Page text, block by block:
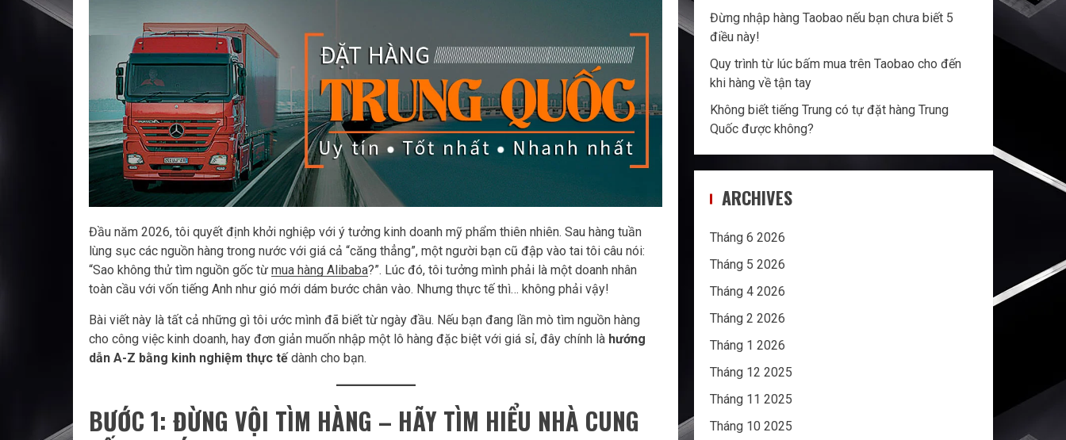
Đầu năm 2026, tôi quyết định khởi nghiệp với ý tưởng kinh doanh mỹ phẩm thiên nhiên. Sau hàng tuần
lùng sục các nguồn hàng trong nước với giá cả “căng thẳng”, một người bạn cũ đập vào tai tôi câu nói:
“Sao không thử tìm nguồn gốc từ mua hàng Alibaba?”. Lúc đó, tôi tưởng mình phải là một doanh nhân
toàn cầu với vốn tiếng Anh như gió mới dám bước chân vào. Nhưng thực tế thì… không phải vậy!
Bài viết này là tất cả những gì tôi ước mình đã biết từ ngày đầu. Nếu bạn đang lần mò tìm nguồn hàng
cho công việc kinh doanh, hay đơn giản muốn nhập một lô hàng đặc biệt với giá sỉ, đây chính là hướng
dẫn A-Z bằng kinh nghiệm thực tế dành cho bạn.
BƯỚC 1: ĐỪNG VỘI TÌM HÀNG – HÃY TÌM HIỂU NHÀ CUNG
Đừng nhập hàng Taobao nếu bạn chưa biết 5
điều này!
Quy trình từ lúc bấm mua trên Taobao cho đến
khi hàng về tận tay
Không biết tiếng Trung có tự đặt hàng Trung
Quốc được không?
ARCHIVES
Tháng 6 2026
Tháng 5 2026
Tháng 4 2026
Tháng 2 2026
Tháng 1 2026
Tháng 12 2025
Tháng 11 2025
Tháng 10 2025